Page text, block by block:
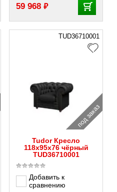
59 968 ₽
TUD36710001
под заказ
Tudor Кресло
118x95x76 чёрный
TUD36710001
Добавить к
сравнению